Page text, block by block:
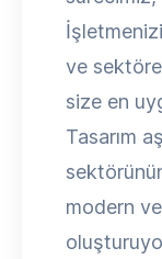
ve
size en
Tasarım
modern